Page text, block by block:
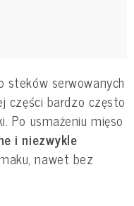
steków serwowanych
części bardzo często
Po usmażeniu mięso
i niezwykle
nawet bez